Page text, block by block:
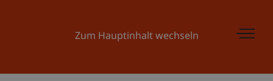
Zum Hauptinhalt wechseln